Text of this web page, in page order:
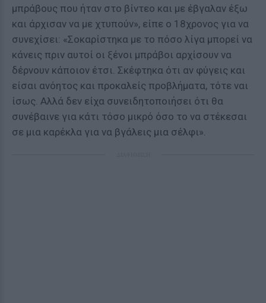
μπράβους που ήταν στο βίντεο και με έβγαλαν έξω
και άρχισαν να με χτυπούν», είπε ο 18χρονος για να
συνεχίσει: «Σοκαρίστηκα με το πόσο λίγα μπορεί να
κάνεις πριν αυτοί οι ξένοι μπράβοι αρχίσουν να
δέρνουν κάποιον έτσι. Σκέφτηκα ότι αν φύγεις και
είσαι ανόητος και προκαλείς προβλήματα, τότε ναι
ίσως. Αλλά δεν είχα συνειδητοποιήσει ότι θα
συνέβαινε για κάτι τόσο μικρό όσο το να στέκεσαι
σε μια καρέκλα για να βγάλεις μια σέλφι».